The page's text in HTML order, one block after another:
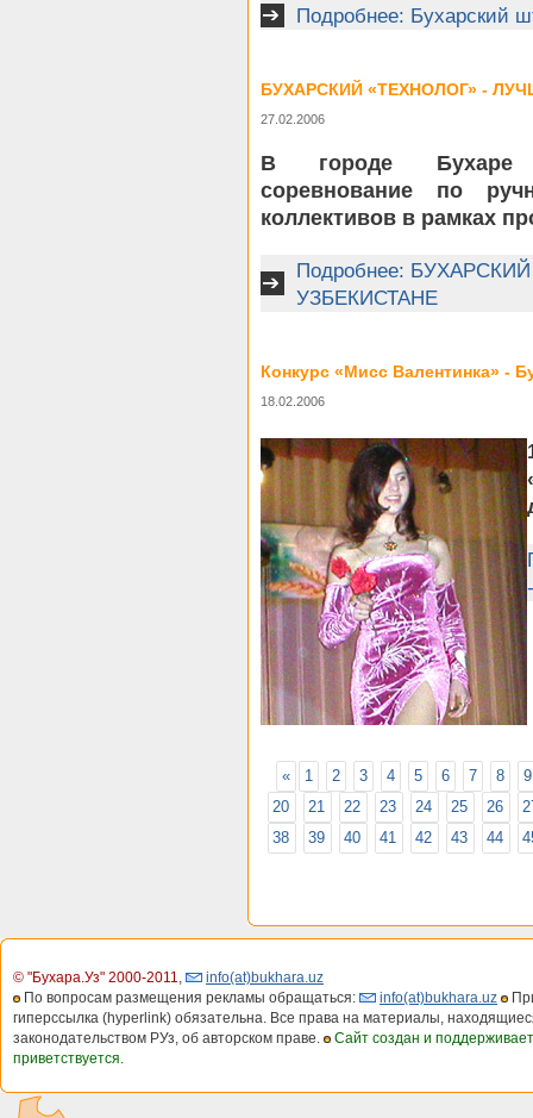
Подробнее: Бухарский
БУХАРСКИЙ «ТЕХНОЛОГ» -
27.02.2006
В городе Бухаре
соревнование по
коллективов в рамках
Подробнее:
УЗБЕКИСТАНЕ
Конкурс «Мисс Валентинка» -
18.02.2006
« 1 2 3 4 5 6 7 8
9
20
21 22 23 24 25 26
38
39 40 41 42 43 44
© "Бухара.Уз" 2000-2011,
info(at)bukhara.uz
По вопросам размещения рекламы обращаться:
info(at)bukhara.uz
гиперссылка (hyperlink) обязательна. Все права на материалы,
законодательством РУз, об авторском праве.
Сайт создан и
приветствуется.